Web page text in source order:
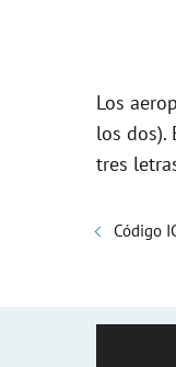
Los
los dos).
tres
Código